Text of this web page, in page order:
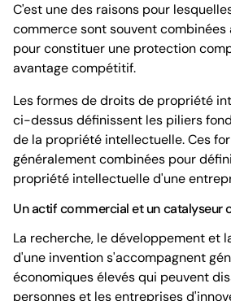
C'est une des raisons pour
commerce sont souvent combinées
pour constituer une protection
avantage compétitif.
Les formes de droits de propriété
ci-dessus définissent les piliers
de la propriété intellectuelle. Ces
généralement combinées pour
propriété intellectuelle d'une
Un actif commercial et un catalyseur
La recherche, le développement et
d'une invention s'accompagnent
économiques élevés qui peuvent
personnes et les entreprises